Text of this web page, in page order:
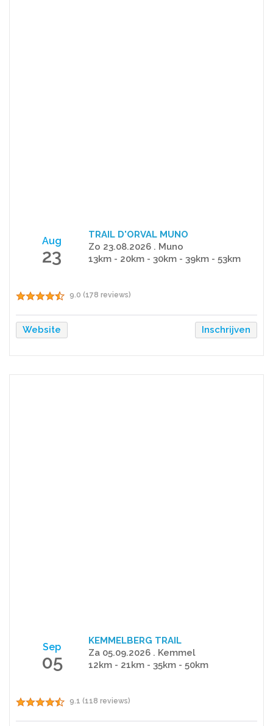
Aug
23
TRAIL D'ORVAL MUNO
Zo 23.08.2026 . Muno
13km - 20km - 30km - 39km - 53km
9.0 (178 reviews)
Website Inschrijven
Sep
05
KEMMELBERG TRAIL
Za 05.09.2026 . Kemmel
12km - 21km - 35km - 50km
9.1 (118 reviews)